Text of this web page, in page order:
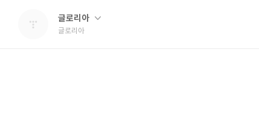
글로리아
글로리아